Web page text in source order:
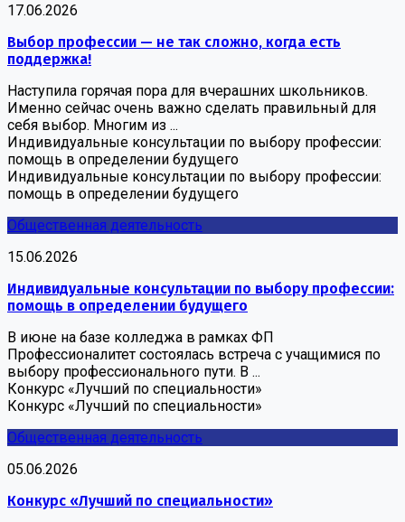
17.06.2026
Выбор профессии — не так сложно, когда есть
поддержка!
Наступила горячая пора для вчерашних школьников.
Именно сейчас очень важно сделать правильный для
себя выбор. Многим из ...
Индивидуальные консультации по выбору профессии:
помощь в определении будущего
Индивидуальные консультации по выбору профессии:
помощь в определении будущего
Общественная деятельность
15.06.2026
Индивидуальные консультации по выбору профессии:
помощь в определении будущего
В июне на базе колледжа в рамках ФП
Профессионалитет состоялась встреча с учащимися по
выбору профессионального пути. В ...
Конкурс «Лучший по специальности»
Конкурс «Лучший по специальности»
Общественная деятельность
05.06.2026
Конкурс «Лучший по специальности»